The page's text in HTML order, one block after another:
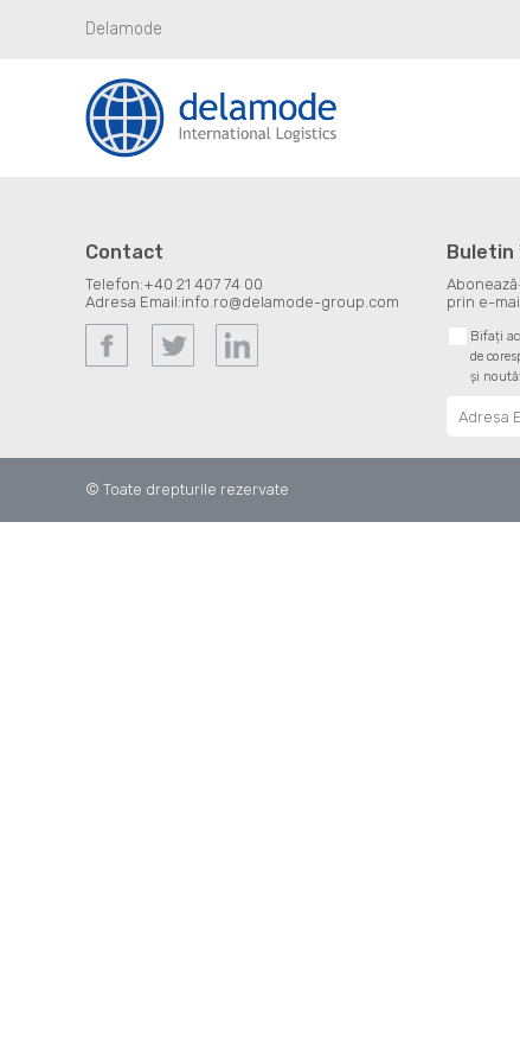
Delamode
Contact
Telefon:+40 21 407 74 00
Adresa Email:info.ro@delamode-group.com
prin e-
Bifați
de
și
© Toate drepturile rezervate